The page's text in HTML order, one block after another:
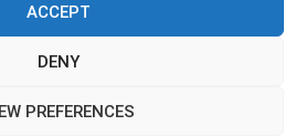
ACCEPT
DENY
PREFERENCES
η ενοποίηση τεσσάρων
(εικόνες)
to improve your experience. We'll